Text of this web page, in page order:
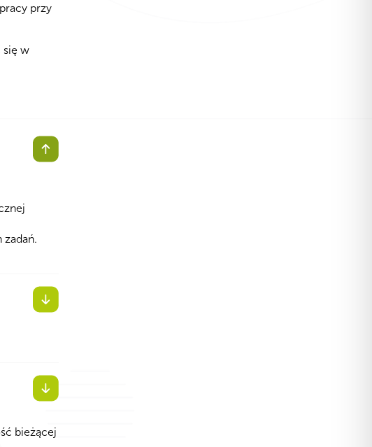
przy
się w
bieżącej